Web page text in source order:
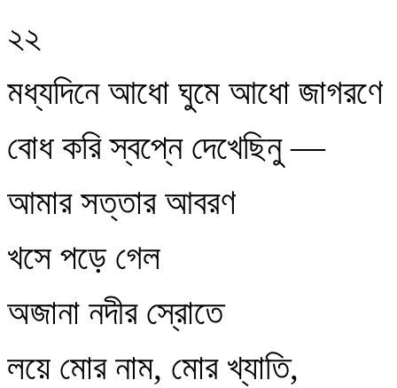
২২
মধ্যদিনে আধো ঘুমে আধো জাগরণে
বোধ করি স্বপ্নে দেখেছিনু —
আমার সত্তার আবরণ
খসে পড়ে গেল
অজানা নদীর স্রোতে
লয়ে মোর নাম, মোর খ্যাতি,